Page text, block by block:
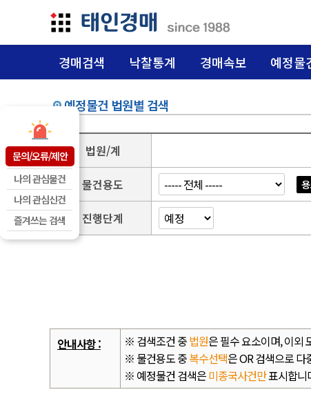
문의/오류/제안
나의 관심물건
나의 관심신건
즐겨쓰는 검색
경매검색 낙찰통계 경매속보 예정물
예정물건 법원별 검색
법원/계
물건용도
진행단계
안내사항 : ※ 검색조건 중법원은 필수 요소이며, 이외
※ 물건용도 중복수선택은 OR 검색으로
※ 예정물건 검색은미종국사건만표시합니